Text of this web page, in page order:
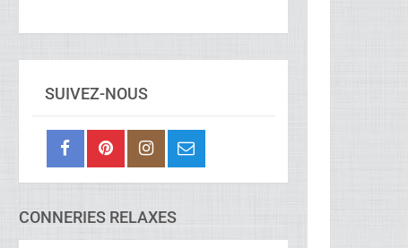
SUIVEZ-NOUS
CONNERIES RELAXES